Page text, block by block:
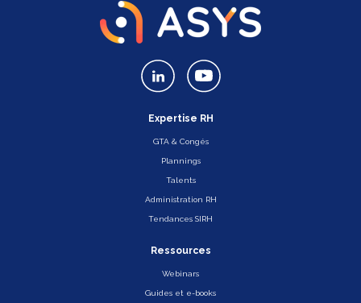
Expertise RH
GTA & Congés
Plannings
Talents
Administration RH
Tendances SIRH
Ressources
Webinars
Guides et e-books